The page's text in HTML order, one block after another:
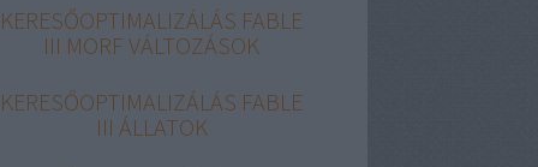
KERESŐOPTIMALIZÁLÁS FABLE
III MORF VÁLTOZÁSOK
KERESŐOPTIMALIZÁLÁS FABLE
III ÁLLATOK